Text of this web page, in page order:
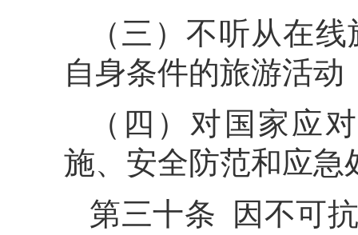
（三）不听从在
自身条件的旅游活
（四）对国家应
施、安全防范和应急
第三十条 因不可